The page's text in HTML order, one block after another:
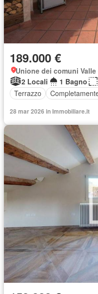
189.000 €
Unione dei comuni
2 Locali
1 Bagno
Terrazzo
28 mar 2026 in Immobiliare.it